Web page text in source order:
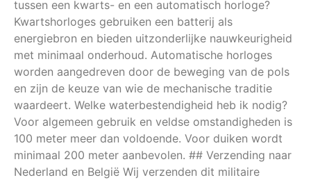
tussen een kwarts- en een automatisch horloge?
Kwartshorloges gebruiken een batterij als
energiebron en bieden uitzonderlijke nauwkeurigheid
met minimaal onderhoud. Automatische horloges
worden aangedreven door de beweging van de pols
en zijn de keuze van wie de mechanische traditie
waardeert. Welke waterbestendigheid heb ik nodig?
Voor algemeen gebruik en veldse omstandigheden is
100 meter meer dan voldoende. Voor duiken wordt
minimaal 200 meter aanbevolen. ## Verzending naar
Nederland en België Wij verzenden dit militaire